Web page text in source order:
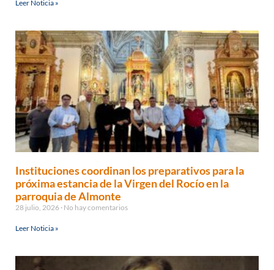
Leer Noticia »
Instituciones coordinan los preparativos para la
próxima estancia de la Virgen del Rocío en la
parroquia de Almonte
28 julio, 2026 No hay comentarios
Leer Noticia »